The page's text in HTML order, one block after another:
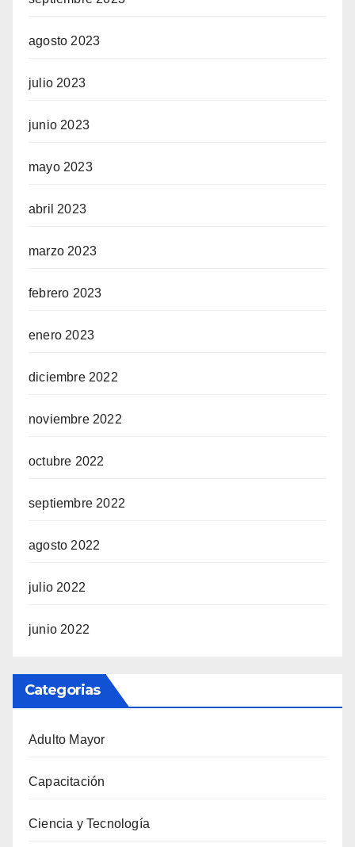
agosto 2023
julio 2023
junio 2023
mayo 2023
abril 2023
marzo 2023
febrero 2023
enero 2023
diciembre 2022
noviembre 2022
octubre 2022
septiembre 2022
agosto 2022
julio 2022
junio 2022
Categorias
Adulto Mayor
Capacitación
Ciencia y Tecnología